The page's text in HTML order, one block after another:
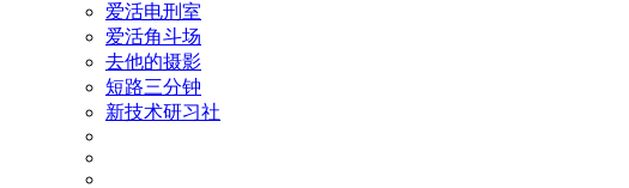
爱活电刑室
爱活角斗场
去他的摄影
短路三分钟
新技术研习社